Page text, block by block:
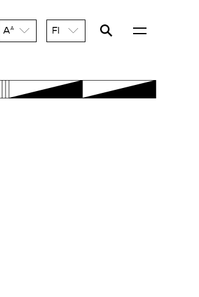
AA FI